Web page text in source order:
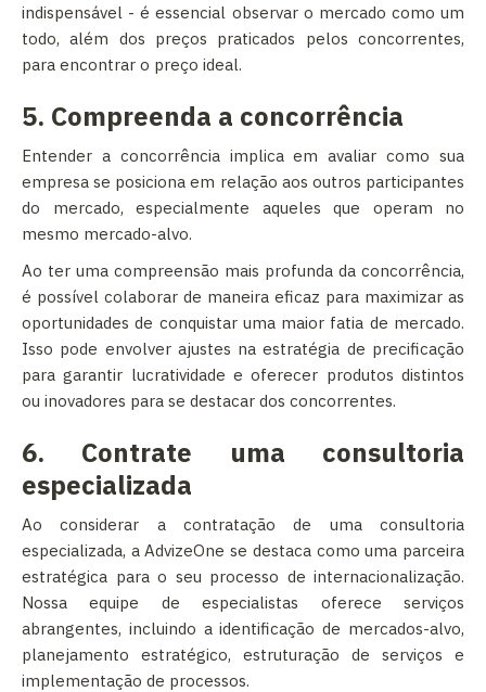
indispensável - é essencial observar o mercado como um
todo, além dos preços praticados pelos concorrentes,
para encontrar o preço ideal.
5. Compreenda a concorrência
Entender a concorrência implica em avaliar como sua
empresa se posiciona em relação aos outros participantes
do mercado, especialmente aqueles que operam no
mesmo mercado-alvo.
Ao ter uma compreensão mais profunda da concorrência,
é possível colaborar de maneira eficaz para maximizar as
oportunidades de conquistar uma maior fatia de mercado.
Isso pode envolver ajustes na estratégia de precificação
para garantir lucratividade e oferecer produtos distintos
ou inovadores para se destacar dos concorrentes.
6. Contrate uma consultoria
especializada
Ao considerar a contratação de uma consultoria
especializada, a AdvizeOne se destaca como uma parceira
estratégica para o seu processo de internacionalização.
Nossa equipe de especialistas oferece serviços
abrangentes, incluindo a identificação de mercados-alvo,
planejamento estratégico, estruturação de serviços e
implementação de processos.